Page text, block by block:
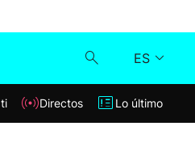
ES
Klisk
Directos Lo último